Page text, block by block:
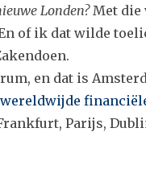
Londen?Met die
of ik dat wilde
en dat is
Parijs,